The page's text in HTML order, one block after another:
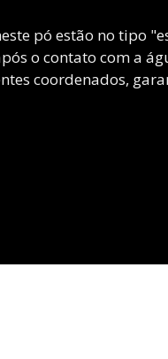
pó estão no tipo
o contato com a
coordenados,